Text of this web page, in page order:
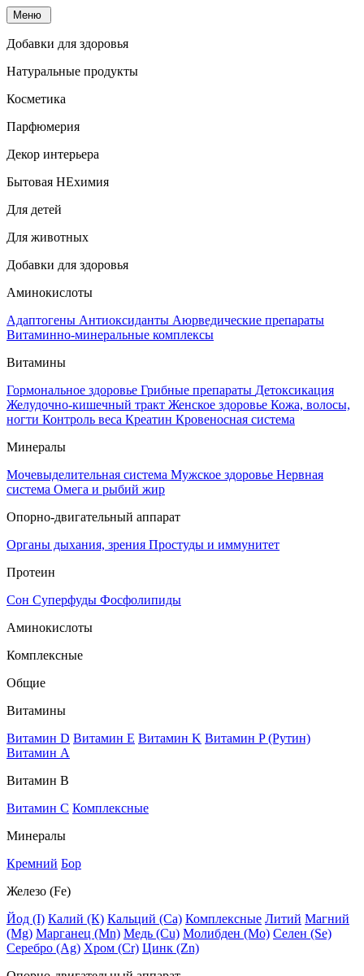
Меню
Добавки для здоровья
Натуральные продукты
Косметика
Парфюмерия
Декор интерьера
Бытовая НЕхимия
Для детей
Для животных
Добавки для здоровья
Аминокислоты
Адаптогены Антиоксиданты Аюрведические препараты
Витаминно-минеральные комплексы
Витамины
Гормональное здоровье Грибные препараты Детоксикация
Желудочно-кишечный тракт Женское здоровье Кожа, волосы,
ногти Контроль веса Креатин Кровеносная система
Минералы
Мочевыделительная система Мужское здоровье Нервная
система Омега и рыбий жир
Опорно-двигательный аппарат
Органы дыхания, зрения Простуды и иммунитет
Протеин
Сон Суперфуды Фосфолипиды
Аминокислоты
Комплексные
Общие
Витамины
Витамин D Витамин E Витамин K Витамин P (Рутин)
Витамин А
Витамин В
Витамин C Комплексные
Минералы
Кремний Бор
Железо (Fe)
Йод (I) Калий (К) Кальций (Са) Комплексные Литий Магний
(Mg) Марганец (Mn) Медь (Сu) Молибден (Мо) Селен (Se)
Серебро (Ag) Хром (Cr) Цинк (Zn)